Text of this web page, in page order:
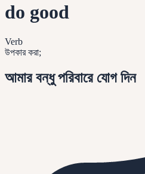
do good
Verb
উপকার করা;
আমার বন্ধু পরিবারে যোগ দিন